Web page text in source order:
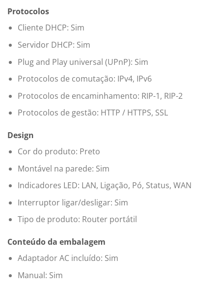
Protocolos
Cliente DHCP: Sim
Servidor DHCP: Sim
Plug and Play universal (UPnP): Sim
Protocolos de comutação: IPv4, IPv6
Protocolos de encaminhamento: RIP-1, RIP-2
Protocolos de gestão: HTTP / HTTPS, SSL
Design
Cor do produto: Preto
Montável na parede: Sim
Indicadores LED: LAN, Ligação, Pó, Status, WAN
Interruptor ligar/desligar: Sim
Tipo de produto: Router portátil
Conteúdo da embalagem
Adaptador AC incluído: Sim
Manual: Sim